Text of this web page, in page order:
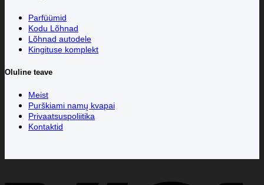
Parfüümid
Kodu Lõhnad
Lõhnad autodele
Kingituse komplekt
Oluline teave
Meist
Purškiami namų kvapai
Privaatsuspoliitika
Kontaktid